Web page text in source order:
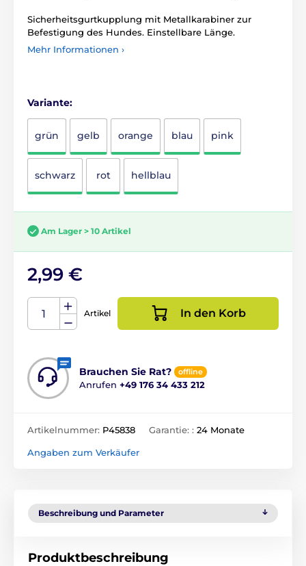
Sicherheitsgurtkupplung mit Metallkarabiner zur
Befestigung des Hundes. Einstellbare Länge.
Mehr Informationen ›
Variante:
grün gelb orange blau pink
schwarz rot hellblau
Am Lager > 10 Artikel
2,99 €
Artikel In den Korb
Brauchen Sie Rat? offline
Anrufen +49 176 34 433 212
Artikelnummer: P45838 Garantie: : 24 Monate
Angaben zum Verkäufer
Beschreibung und Parameter
Produktbeschreibung